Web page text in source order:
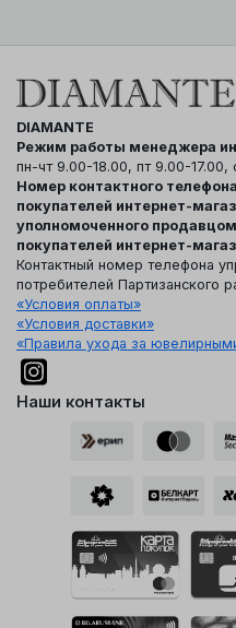
DIAMANTE
Режим работы менеджера
пн-чт 9.00-18.00, пт 9.00-17.00,
Номер контактного
покупателей интернет-
уполномоченного
покупателей интернет-
Контактный номер телефона
потребителей Партизанского
«Условия оплаты»
«Условия доставки»
«Правила ухода за
Наши контакты